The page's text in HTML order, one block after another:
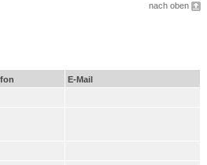
nach oben
E-Mail